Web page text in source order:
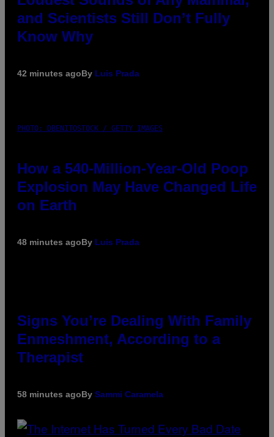
and Scientists Still Don’t Fully
Know Why
42 minutes agoBy Luis Prada
PHOTO: DBENITOSTOCK / GETTY IMAGES
How a 540-Million-Year-Old Poop
Explosion May Have Changed Life
on Earth
48 minutes agoBy Luis Prada
Signs You’re Dealing With Family
Enmeshment, According to a
Therapist
58 minutes agoBy Sammi Caramela